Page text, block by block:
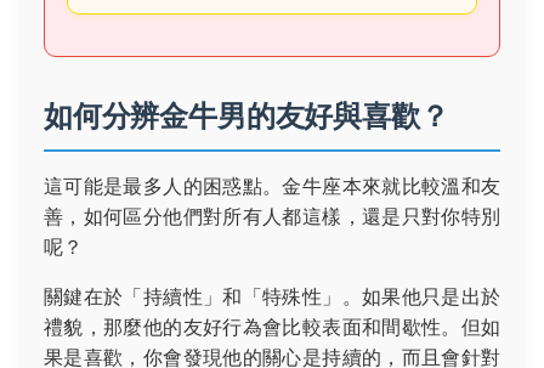
如何分辨金牛男的友好與喜歡？
這可能是最多人的困惑點。金牛座本來就比較溫和友
善，如何區分他們對所有人都這樣，還是只對你特別
呢？
關鍵在於「持續性」和「特殊性」。如果他只是出於
禮貌，那麼他的友好行為會比較表面和間歇性。但如
果是喜歡，你會發現他的關心是持續的，而且會針對